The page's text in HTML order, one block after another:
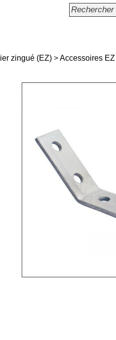
zingué (EZ) >Accessoires EZ